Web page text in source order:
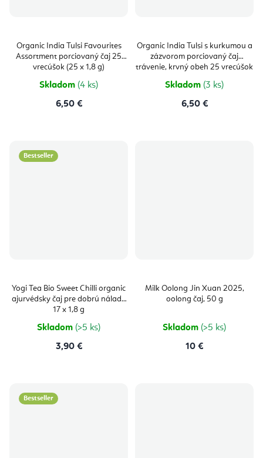
Organic India Tulsi Favourites
Assortment porciovaný čaj 25
vrecúšok (25 x 1,8 g)
Skladom (4 ks)
6,50 €
Organic India Tulsi s kurkumou a
zázvorom porciovaný čaj
trávenie, krvný obeh 25 vrecúšok
Skladom (3 ks)
6,50 €
Bestseller
Yogi Tea Bio Sweet Chilli organic
ajurvédsky čaj pre dobrú náladu
17 x 1,8 g
Skladom (>5 ks)
3,90 €
Milk Oolong Jin Xuan 2025,
oolong čaj, 50 g
Skladom (>5 ks)
10 €
Bestseller